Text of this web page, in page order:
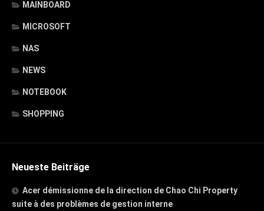
MAINBOARD
MICROSOFT
NAS
NEWS
NOTEBOOK
SHOPPING
Neueste Beiträge
Acer démissionne de la direction de Chao Chi Property
suite à des problèmes de gestion interne